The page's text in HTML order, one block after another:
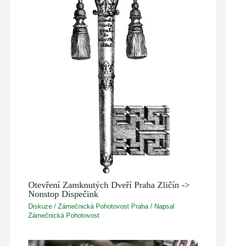
Otevření Zamknutých Dveří Praha Zličín ->
Nonstop Dispečink
Diskuze /Zámečnická Pohotovost Praha / Napsal
Zámečnická Pohotovost